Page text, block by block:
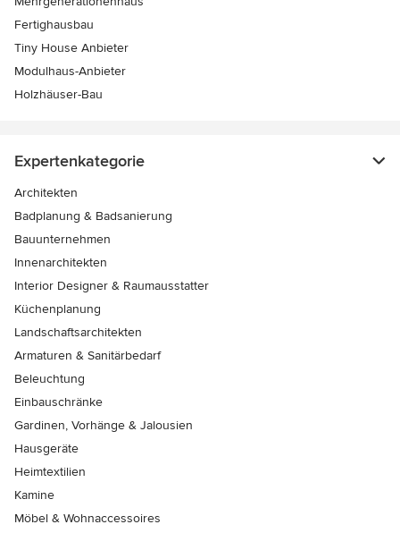
Fertighausbau
Tiny House Anbieter
Modulhaus-Anbieter
Holzhäuser-Bau
Expertenkategorie
Architekten
Badplanung & Badsanierung
Bauunternehmen
Innenarchitekten
Interior Designer & Raumausstatter
Küchenplanung
Landschaftsarchitekten
Armaturen & Sanitärbedarf
Beleuchtung
Einbauschränke
Gardinen, Vorhänge & Jalousien
Hausgeräte
Heimtextilien
Kamine
Möbel & Wohnaccessoires